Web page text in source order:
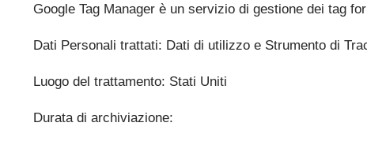
Google Tag Manager è un servizio di gestione dei tag
Dati Personali trattati: Dati di utilizzo e Strumento di
Luogo del trattamento: Stati Uniti
Durata di archiviazione: